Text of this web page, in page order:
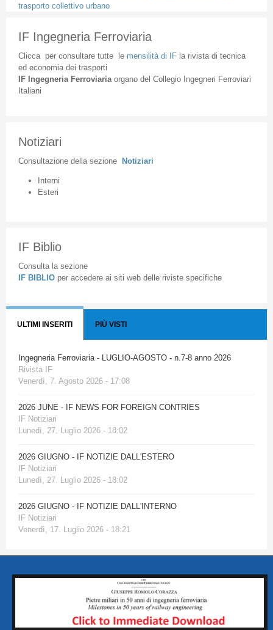
trasporto collettivo urbano
IF Ingegneria Ferroviaria
Cliccaper consultare tuttele mensilità di IFla rivista di tecnica
ed economia dei trasporti
IF Ingegneria Ferroviaria organodel Collegio Ingegneri Ferroviari
Italiani
Notiziari
Consultazione della sezione Notiziari
Interni
Esteri
IF Biblio
Consulta la sezione
IF BIBLIO per accedere ai siti web delle riviste specifiche
ULTIMI INSERITI PIÙ VISTI
Ingegneria Ferroviaria - LUGLIO-AGOSTO - n.7-8 anno 2026
Rivista IF
Venerdì, 7. Agosto 2026 - 17:08
2026 JUNE - IF NEWS FOR FOREIGN CONTRIES
IF Notiziari
Lunedì, 27. Luglio 2026 - 18:02
2026 GIUGNO - IF NOTIZIE DALL'ESTERO
IF Notiziari
Lunedì, 27. Luglio 2026 - 18:02
2026 GIUGNO - IF NOTIZIE DALL'INTERNO
IF Notiziari
Venerdì, 17. Luglio 2026 - 18:21